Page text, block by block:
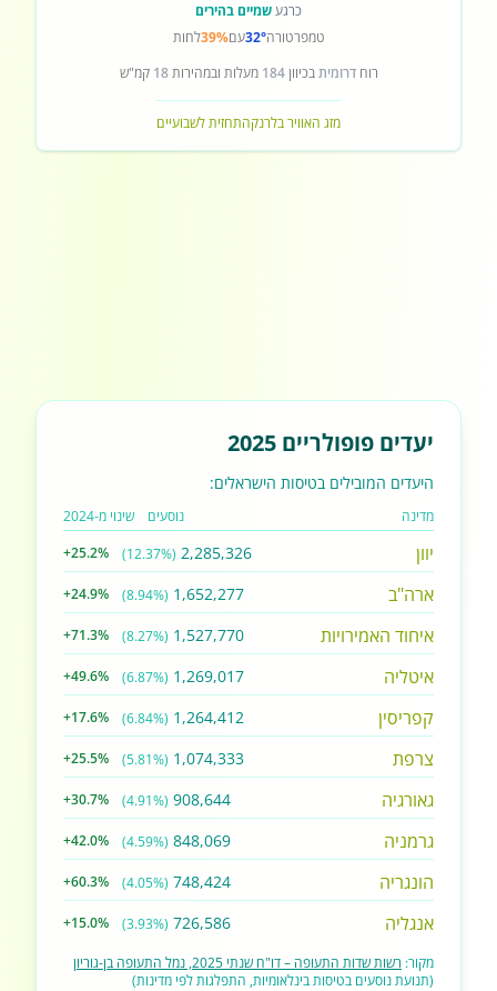
כרגעשמיים בהירים
טמפרטורה32°עם39%לחות
רוחדרומיתבכיוון184 מעלות ובמהירות18 קמ"ש
מזג האוויר בלרנקהתחזית לשבועיים
יעדים פופולריים 2025
היעדים המובילים בטיסות הישראלים:
מדינה נוסעים שינוי מ-2024
יוון 2,285,326
(12.37%)
+25.2%
ארה"ב 1,652,277
(8.94%)
+24.9%
איחוד האמירויות 1,527,770
(8.27%)
+71.3%
איטליה 1,269,017
(6.87%)
+49.6%
קפריסין 1,264,412
(6.84%)
+17.6%
צרפת 1,074,333
(5.81%)
+25.5%
גאורגיה 908,644
(4.91%)
+30.7%
גרמניה 848,069
(4.59%)
+42.0%
הונגריה 748,424
(4.05%)
+60.3%
אנגליה 726,586
(3.93%)
+15.0%
מקור: רשות שדות התעופה – דו"ח שנתי 2025, נמל התעופה בן-גוריון
(תנועת נוסעים בטיסות בינלאומיות, התפלגות לפי מדינות)